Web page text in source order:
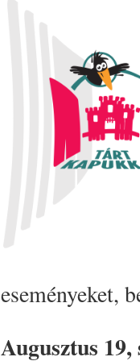
eseményeket,
Augusztus 19,